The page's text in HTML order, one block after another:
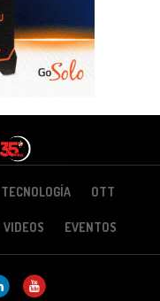
TECNOLOGÍA OTT
VIDEOS EVENTOS